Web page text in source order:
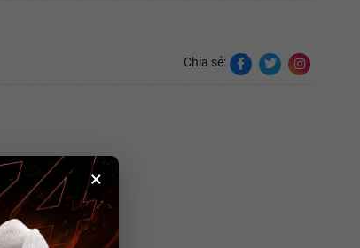
×
Chia sẻ: